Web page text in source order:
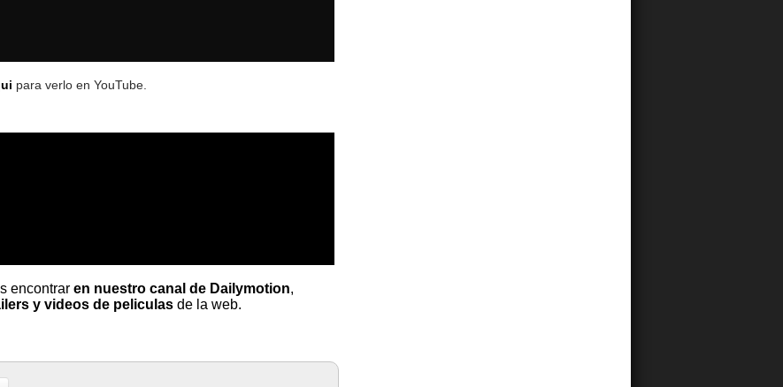
para verlo en YouTube.
encontrar en nuestro canal de Dailymotion,
y videos de peliculasde la web.